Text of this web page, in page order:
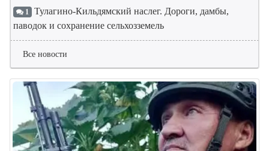
1 Тулагино-Кильдямский наслег. Дороги, дамбы,
паводок и сохранение сельхозземель
Все новости